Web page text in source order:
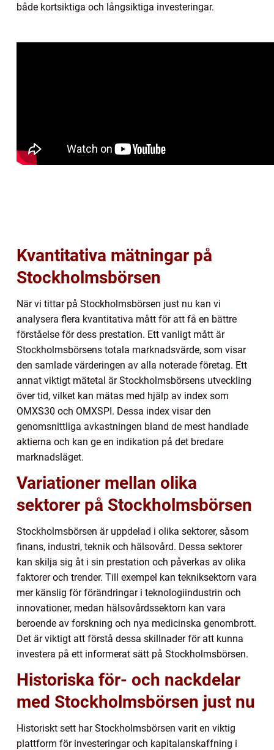
både kortsiktiga och långsiktiga investeringar.
Kvantitativa mätningar på
Stockholmsbörsen
När vi tittar på Stockholmsbörsen just nu kan vi
analysera flera kvantitativa mått för att få en bättre
förståelse för dess prestation. Ett vanligt mått är
Stockholmsbörsens totala marknadsvärde, som visar
den samlade värderingen av alla noterade företag. Ett
annat viktigt mätetal är Stockholmsbörsens utveckling
över tid, vilket kan mätas med hjälp av index som
OMXS30 och OMXSPI. Dessa index visar den
genomsnittliga avkastningen bland de mest handlade
aktierna och kan ge en indikation på det bredare
marknadsläget.
Variationer mellan olika
sektorer på Stockholmsbörsen
Stockholmsbörsen är uppdelad i olika sektorer, såsom
finans, industri, teknik och hälsovård. Dessa sektorer
kan skilja sig åt i sin prestation och påverkas av olika
faktorer och trender. Till exempel kan tekniksektorn vara
mer känslig för förändringar i teknologiindustrin och
innovationer, medan hälsovårdssektorn kan vara
beroende av forskning och nya medicinska genombrott.
Det är viktigt att förstå dessa skillnader för att kunna
investera på ett informerat sätt på Stockholmsbörsen.
Historiska för- och nackdelar
med Stockholmsbörsen just nu
Historiskt sett har Stockholmsbörsen varit en viktig
plattform för investeringar och kapitalanskaffning i